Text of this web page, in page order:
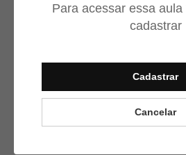
Para acessar essa
cadastrar
Cadastrar
Cancelar